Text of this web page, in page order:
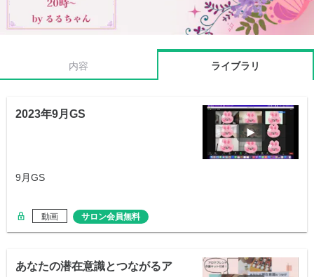
内容 ライブラリ
2023年9月GS
9月GS
動画 サロン会員無料
あなたの潜在意識とつながるア